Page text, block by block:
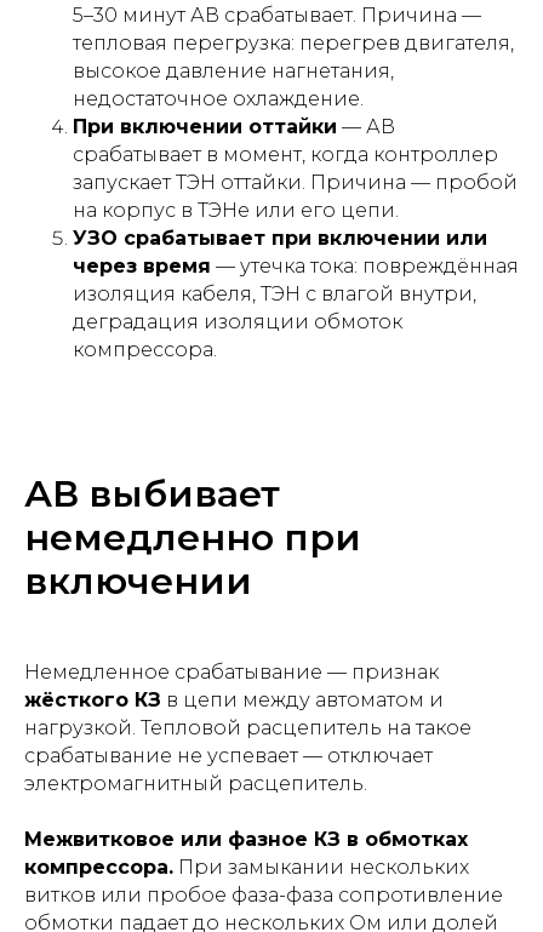
5–30 минут АВ срабатывает. Причина —
тепловая перегрузка: перегрев двигателя,
высокое давление нагнетания,
недостаточное охлаждение.
При включении оттайки — АВ
срабатывает в момент, когда контроллер
запускает ТЭН оттайки. Причина — пробой
на корпус в ТЭНе или его цепи.
УЗО срабатывает при включении или
через время — утечка тока: повреждённая
изоляция кабеля, ТЭН с влагой внутри,
деградация изоляции обмоток
компрессора.
АВ выбивает
немедленно при
включении
Немедленное срабатывание — признак
жёсткого КЗ в цепи между автоматом и
нагрузкой. Тепловой расцепитель на такое
срабатывание не успевает — отключает
электромагнитный расцепитель.
Межвитковое или фазное КЗ в обмотках
компрессора. При замыкании нескольких
витков или пробое фаза-фаза сопротивление
обмотки падает до нескольких Ом или долей